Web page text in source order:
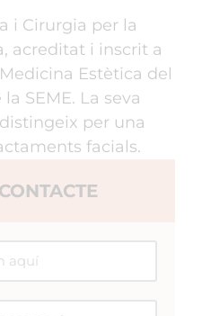
i Cirurgia per la
acreditat i inscrit a
Estètica del
SEME. La seva
per una
facials.